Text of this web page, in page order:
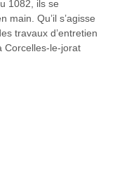
1082, ils se
main. Qu’il s’agisse
travaux d’entretien
Corcelles-le-jorat